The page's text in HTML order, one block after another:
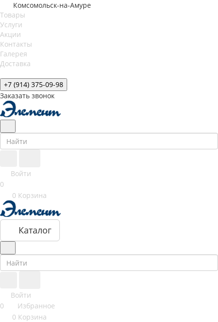
Комсомольск-на-Амуре
Товары
Услуги
Акции
Контакты
Галерея
Доставка
+7 (914) 375-09-98
Заказать звонок
Войти
0
0 Корзина
Каталог
Войти
0
Избранное
0 Корзина